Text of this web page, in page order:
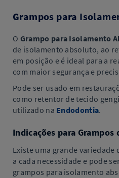
Grampos para
O Grampo para Isolamento
de isolamento absoluto, ao
em posição e é ideal para a
com maior segurança e
Pode ser usado em
como retentor de tecido
utilizado na Endodontia.
Indicações para
Existe uma grande
a cada necessidade e pode
grampos para isolamento